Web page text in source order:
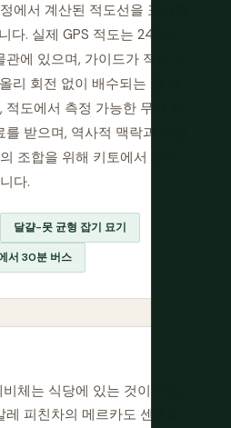
에서 계산된 적도선을 표시합
. 실제 GPS 적도는 240m
에 있으며, 가이드가 적도 현
리 회전 없이 배수되는 물, 못
도에서 측정 가능한 무게 차
받으며, 역사적 맥락과 진정
조합을 위해 키토에서 반나
다.
달걀-못 균형 잡기 묘기
서 30분 버스
체는 식당에 있는 것이 아닙
피친차의 메르카도 센트랄